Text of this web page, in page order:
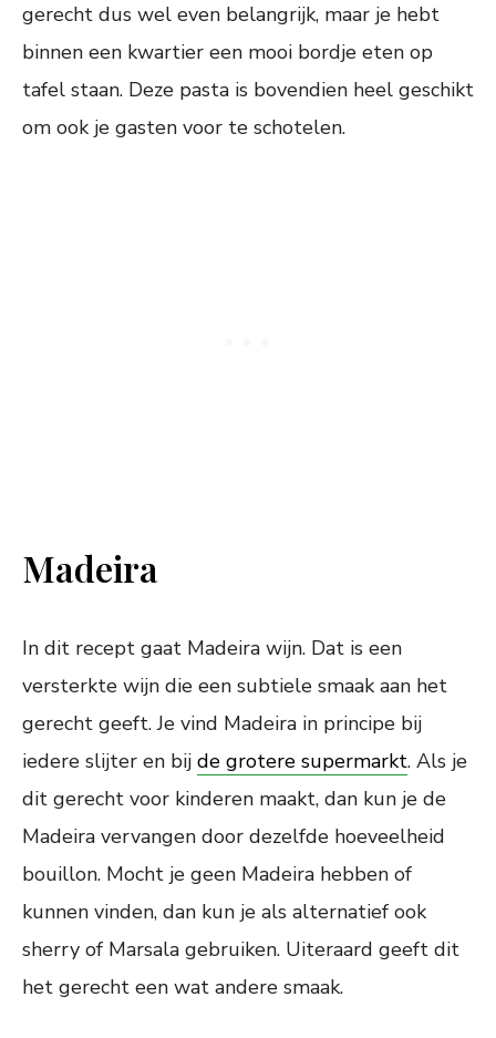
gerecht dus wel even belangrijk, maar je hebt
binnen een kwartier een mooi bordje eten op
tafel staan. Deze pasta is bovendien heel geschikt
om ook je gasten voor te schotelen.
Madeira
In dit recept gaat Madeira wijn. Dat is een
versterkte wijn die een subtiele smaak aan het
gerecht geeft. Je vind Madeira in principe bij
iedere slijter en bij de grotere supermarkt. Als je
dit gerecht voor kinderen maakt, dan kun je de
Madeira vervangen door dezelfde hoeveelheid
bouillon. Mocht je geen Madeira hebben of
kunnen vinden, dan kun je als alternatief ook
sherry of Marsala gebruiken. Uiteraard geeft dit
het gerecht een wat andere smaak.